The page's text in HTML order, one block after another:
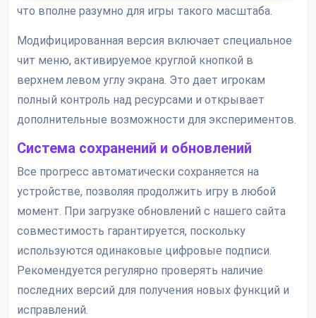
что вполне разумно для игры такого масштаба.
Модифицированная версия включает специальное
чит меню, активируемое круглой кнопкой в
верхнем левом углу экрана. Это дает игрокам
полный контроль над ресурсами и открывает
дополнительные возможности для экспериментов.
Система сохранений и обновлений
Все прогресс автоматически сохраняется на
устройстве, позволяя продолжить игру в любой
момент. При загрузке обновлений с нашего сайта
совместимость гарантируется, поскольку
используются одинаковые цифровые подписи.
Рекомендуется регулярно проверять наличие
последних версий для получения новых функций и
исправлений.